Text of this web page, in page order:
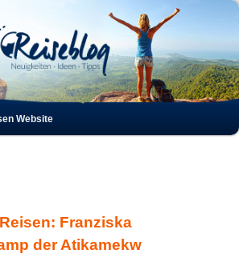
Website
Franziska
der Atikamekw